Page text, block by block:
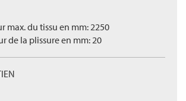
max. du tissu en mm: 2250
de la plissure en mm: 20